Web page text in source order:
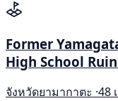
Former
High School
จังหวัดยามากาตะ ·48